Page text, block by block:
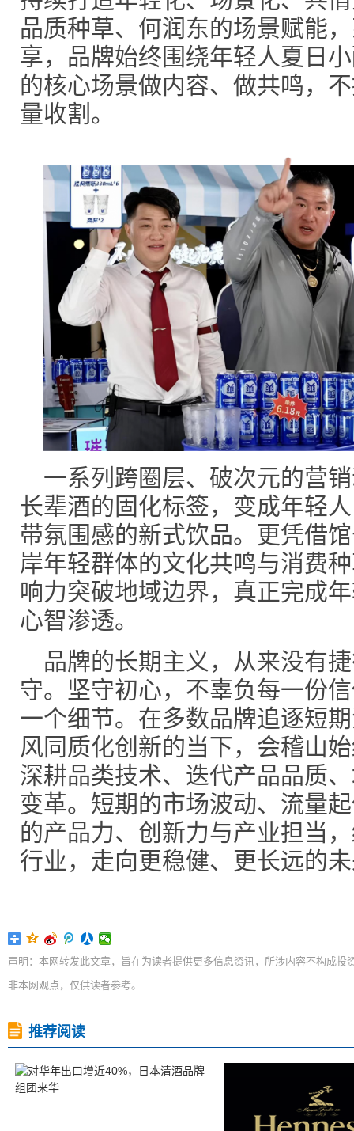
品质种草、何润东的场景赋能
享，品牌始终围绕年轻人夏日
的核心场景做内容、做共鸣，
量收割。
一系列跨圈层、破次元的营
长辈酒的固化标签，变成年轻
带氛围感的新式饮品。更凭借
岸年轻群体的文化共鸣与消费
响力突破地域边界，真正完成
心智渗透。
品牌的长期主义，从来没有
守。坚守初心，不辜负每一份
一个细节。在多数品牌追逐短
风同质化创新的当下，会稽山
深耕品类技术、迭代产品品质
变革。短期的市场波动、流量
的产品力、创新力与产业担当
行业，走向更稳健、更长远的
声明：本网转发此文章，旨在为读者提供更多信息资讯，所涉内容不构成
非本网观点，仅供读者参考。
推荐阅读